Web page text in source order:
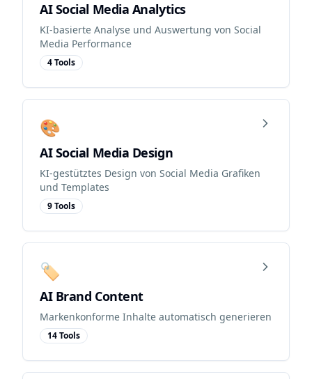
AI Social Media Analytics
KI-basierte Analyse und Auswertung von Social
Media Performance
4Tools
🎨
AI Social Media Design
KI-gestütztes Design von Social Media Grafiken
und Templates
9Tools
🏷️
AI Brand Content
Markenkonforme Inhalte automatisch generieren
14Tools